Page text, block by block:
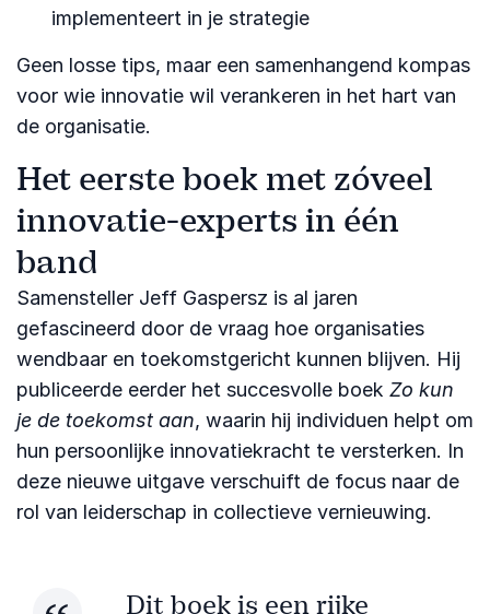
implementeert in je strategie
Geen losse tips, maar een samenhangend kompas
voor wie innovatie wil verankeren in het hart van
de organisatie.
Het eerste boek met zóveel
innovatie-experts in één
band
Samensteller Jeff Gaspersz is al jaren
gefascineerd door de vraag hoe organisaties
wendbaar en toekomstgericht kunnen blijven. Hij
publiceerde eerder het succesvolle boek Zo kun
je de toekomst aan, waarin hij individuen helpt om
hun persoonlijke innovatiekracht te versterken. In
deze nieuwe uitgave verschuift de focus naar de
rol van leiderschap in collectieve vernieuwing.
Dit boek is een rijke